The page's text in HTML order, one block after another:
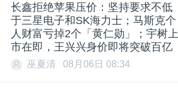
长鑫拒绝苹果压价：坚持要求不低
于三星电子和SK海力士；马斯克个
人财富亏掉2个「黄仁勋」；宇树上
市在即，王兴兴身价即将突破百亿
巫夏清 08月06日 08:34